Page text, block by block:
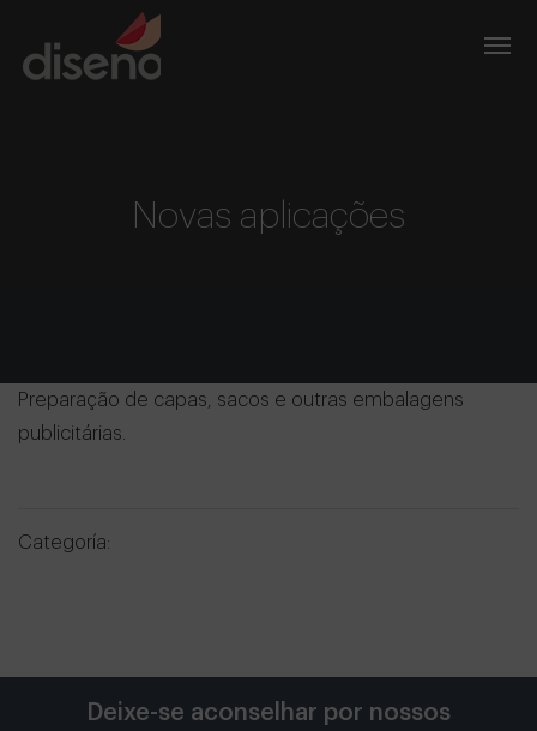
Novas aplicações
Preparação de capas, sacos e outras embalagens
publicitárias.
Categoría:
Deixe-se aconselhar por nossos